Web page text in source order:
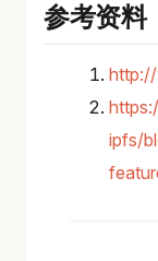
参考资料
ipfs/